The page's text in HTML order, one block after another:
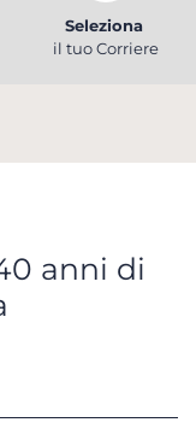
Seleziona
il tuo Corriere
anni di
dedicato